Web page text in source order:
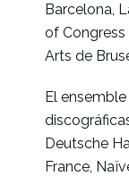
Barcelona,
of Congress
Arts de
El
Deutsche
France,